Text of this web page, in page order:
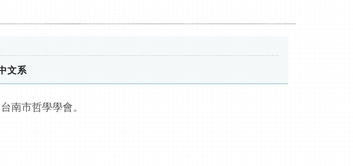
文系
南市哲學學會。